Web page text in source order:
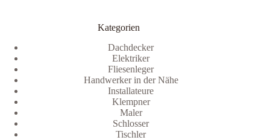
Kategorien
Dachdecker
Elektriker
Fliesenleger
Handwerker in der Nähe
Installateure
Klempner
Maler
Schlosser
Tischler